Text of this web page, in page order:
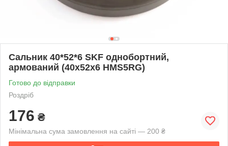
Сальник 40*52*6 SKF однобортний,
армований (40x52x6 HMS5RG)
Готово до відправки
Роздріб
176 ₴
Мінімальна сума замовлення на сайті — 200 ₴